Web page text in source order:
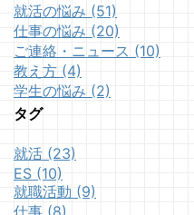
就活の悩み (51)
仕事の悩み (20)
ご連絡・ニュース (10)
教え方 (4)
学生の悩み (2)
タグ
就活 (23)
ES (10)
就職活動 (9)
仕事 (8)